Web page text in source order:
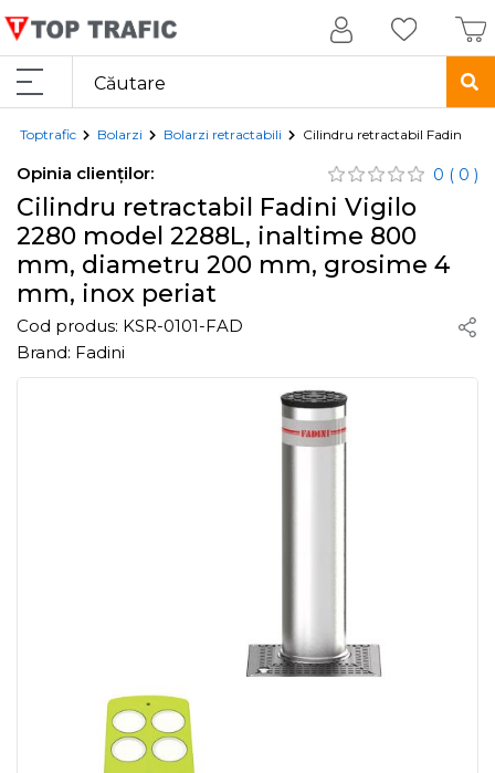
Toptrafic Bolarzi Bolarzi retractabili Cilindru retractabil Fadini
Opinia clienților: 0 ( 0 )
Cilindru retractabil Fadini Vigilo
2280 model 2288L, inaltime 800
mm, diametru 200 mm, grosime 4
mm, inox periat
Cod produs: KSR-0101-FAD
Brand: Fadini